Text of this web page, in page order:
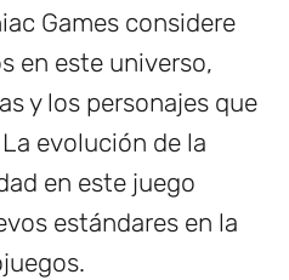
Games considere
en este universo,
y los personajes que
evolución de la
en este juego
estándares en la